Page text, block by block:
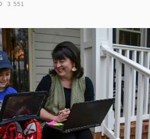
3 551